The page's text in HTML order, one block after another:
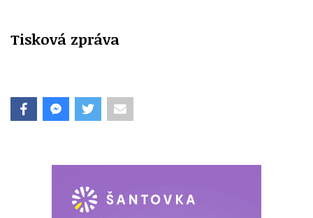
Tisková zpráva